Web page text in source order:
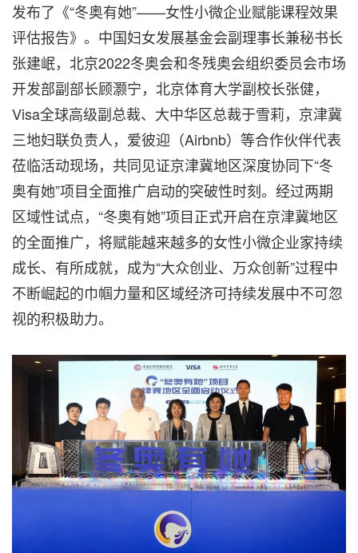
发布了《“冬奥有她”——女性小微企业赋能课程效果
评估报告》。中国妇女发展基金会副理事长兼秘书长
张建岷，北京2022冬奥会和冬残奥会组织委员会市场
开发部副部长顾灏宁，北京体育大学副校长张健，
Visa全球高级副总裁、大中华区总裁于雪莉，京津冀
三地妇联负责人，爱彼迎（Airbnb）等合作伙伴代表
莅临活动现场，共同见证京津冀地区深度协同下“冬
奥有她”项目全面推广启动的突破性时刻。经过两期
区域性试点，“冬奥有她”项目正式开启在京津冀地区
的全面推广，将赋能越来越多的女性小微企业家持续
成长、有所成就，成为“大众创业、万众创新”过程中
不断崛起的巾帼力量和区域经济可持续发展中不可忽
视的积极助力。